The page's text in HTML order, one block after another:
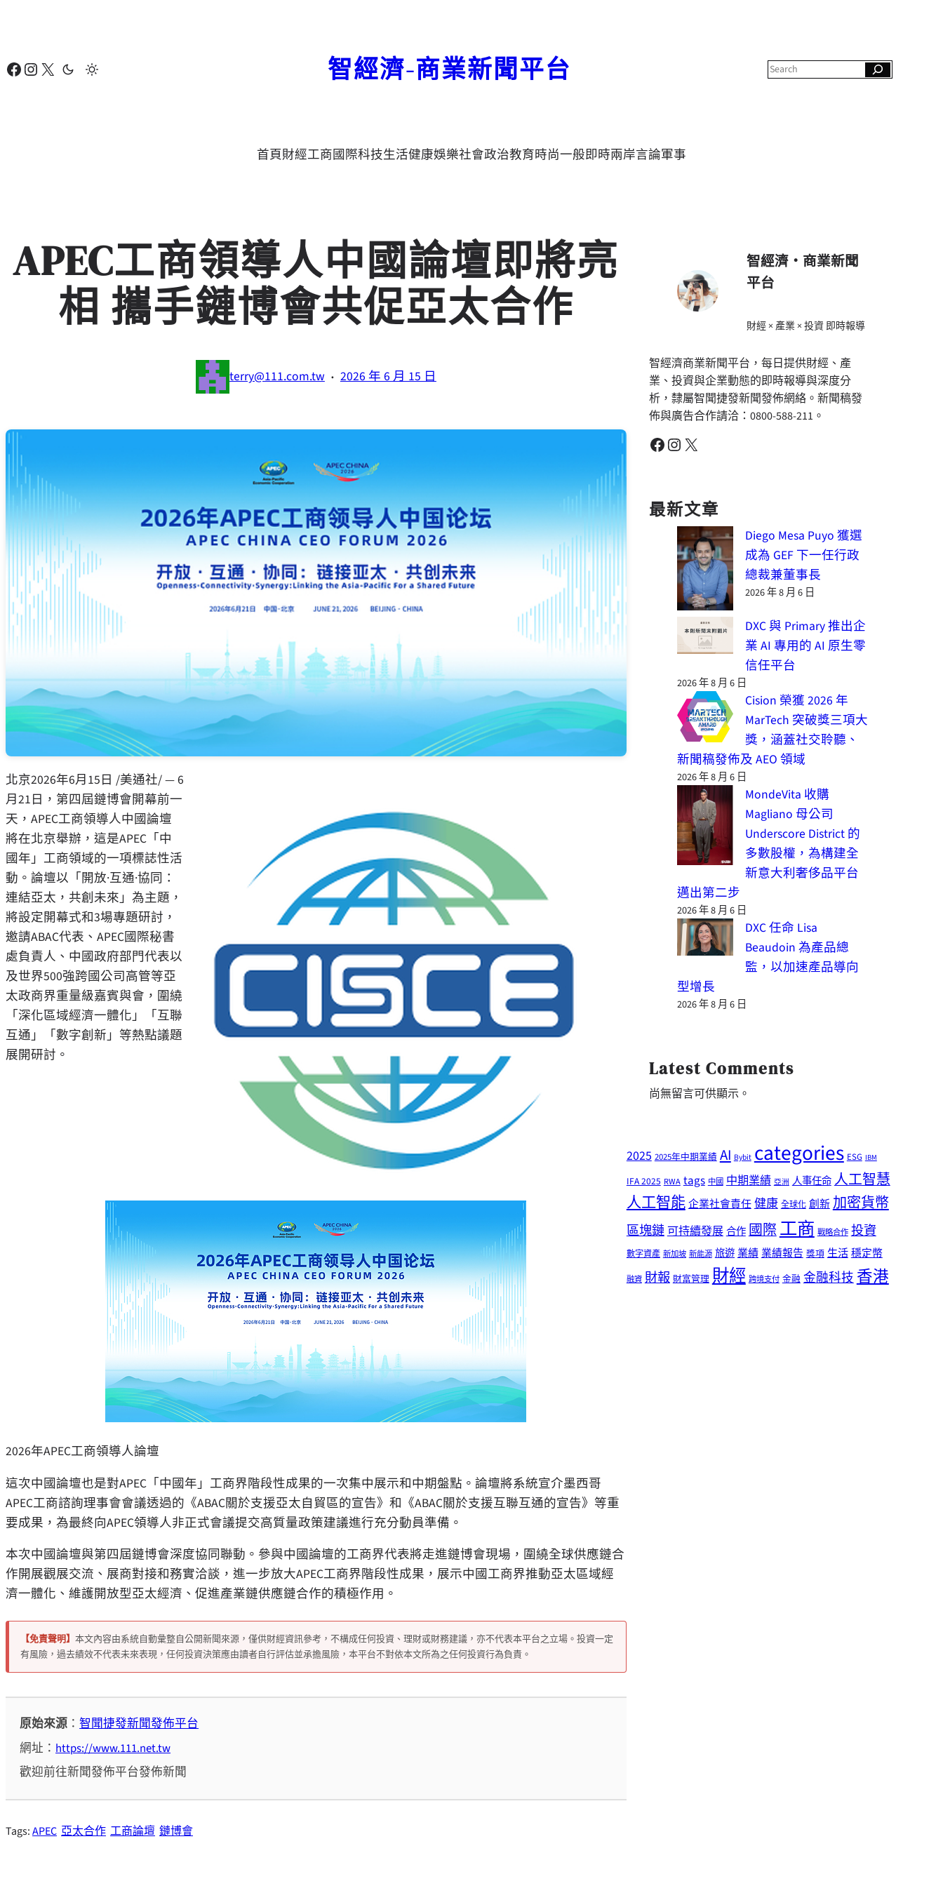
要
Facebook Instagram X 智經濟-商業新聞平台
c
首頁財經工商國際科技生活健康娛樂社會政治教育時尚一般即時兩岸言論軍事
APEC工商領導人中國論壇即將亮
相 攜手鏈博會共促亞太合作
terry@111.com.tw · 2026 年 6 月 15 日
北京2026年6月15日 /美通社/ —6
月21日，第四屆鏈博會開幕前一
天，APEC工商領導人中國論壇
將在北京舉辦，這是APEC「中
國年」工商領域的一項標誌性活
動。論壇以「開放·互通·協同：
連結亞太，共創未來」為主題，
將設定開幕式和3場專題研討，
邀請ABAC代表、APEC國際秘書
處負責人、中國政府部門代表以
及世界500強跨國公司高管等亞
太政商界重量級嘉賓與會，圍繞
「深化區域經濟一體化」「互聯
互通」「數字創新」等熱點議題
展開研討。
2026年APEC工商領導人論壇
這次中國論壇也是對APEC「中國年」工商界階段性成果的一次集中展示和中期盤點。論壇將系統宣介墨西哥
APEC工商諮詢理事會會議透過的《ABAC關於支援亞太自貿區的宣告》和《ABAC關於支援互聯互通的宣告》等重
要成果，為最終向APEC領導人非正式會議提交高質量政策建議進行充分動員準備。
本次中國論壇與第四屆鏈博會深度協同聯動。參與中國論壇的工商界代表將走進鏈博會現場，圍繞全球供應鏈合
作開展觀展交流、展商對接和務實洽談，進一步放大APEC工商界階段性成果，展示中國工商界推動亞太區域經
濟一體化、維護開放型亞太經濟、促進產業鏈供應鏈合作的積極作用。
【免責聲明】 本文內容由系統自動彙整自公開新聞來源，僅供財經資訊參考，不構成任何投資、理財或財務建議，亦不代表本平台之立場。投資一定
有風險，過去績效不代表未來表現，任何投資決策應由讀者自行評估並承擔風險，本平台不對依本文所為之任何投資行為負責。
原始來源 ：智聞捷發新聞發佈平台
網址： https://www.111.net.tw
歡迎前往新聞發佈平台發佈新聞
Tags:APEC 亞太合作 工商論壇 鏈博會
智經濟・商業新聞
平台
財經 × 產業 × 投資 即時報導
智經濟商業新聞平台，每日提供財經、產
業、投資與企業動態的即時報導與深度分
析，隸屬智聞捷發新聞發佈網絡。新聞稿發
佈與廣告合作請洽：0800-588-211。
Facebook Instagram X
最新文章
Diego Mesa Puyo 獲選
成為 GEF 下一任行政
總裁兼董事長
2026 年 8 月 6 日
DXC 與 Primary 推出企
業 AI 專用的 AI 原生零
信任平台
2026 年 8 月 6 日
Cision 榮獲 2026 年
MarTech 突破獎三項大
獎，涵蓋社交聆聽、
新聞稿發佈及 AEO 領域
2026 年 8 月 6 日
MondeVita 收購
Magliano 母公司
Underscore District 的
多數股權，為構建全
新意大利奢侈品平台
邁出第二步
2026 年 8 月 6 日
DXC 任命 Lisa
Beaudoin 為產品總
監，以加速產品導向
型增長
2026 年 8 月 6 日
Latest Comments
尚無留言可供顯示。
2025 2025年中期業績 AI Bybit categories ESG IBM
IFA 2025 RWA tags 中國 中期業績 亞洲 人事任命人工智慧
人工智能企業社會責任健康 全球化 創新 加密貨幣
區塊鏈可持續發展合作國際工商 戰略合作 投資
數字資產 新加坡 新能源 旅遊業績業績報告 獎項 生活穩定幣
融資 財報 財富管理 財經 跨境支付 金融 金融科技香港